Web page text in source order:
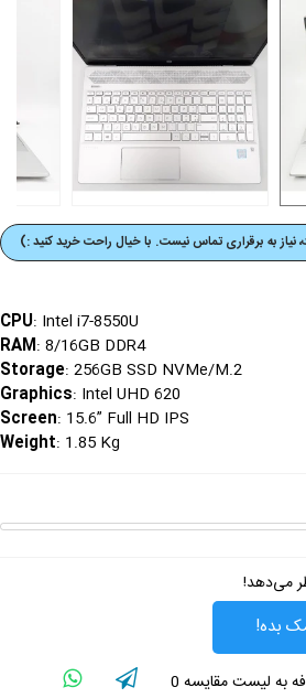
به برقراری تماس نیست. با خیال راحت خرید کنید :)
CPU: Intel i7-8550U
RAM: 8/16GB DDR4
Storage: 256GB SSD NVMe/M.2
Graphics: Intel UHD 620
Screen: 15.6” Full HD IPS
Weight: 1.85 Kg
می‌دهد!
بده!
به لیست مقایسه 0